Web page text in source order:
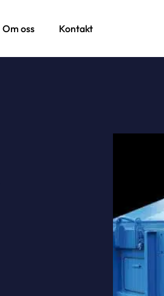
Om oss Kontakt